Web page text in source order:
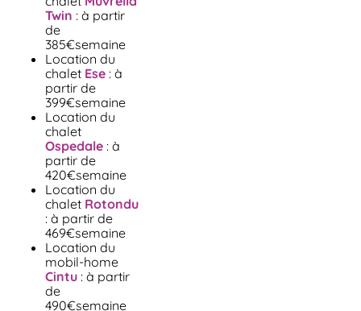
Twin : à partir
de
385€semaine
Location du
chalet Ese : à
partir de
399€semaine
Location du
chalet
Ospedale : à
partir de
420€semaine
Location du
chalet Rotondu
: à partir de
469€semaine
Location du
mobil-home
Cintu : à partir
de
490€semaine